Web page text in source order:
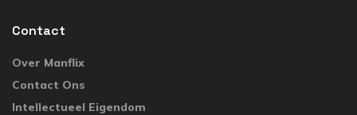
Contact
Over Manflix
Contact Ons
Intellectueel Eigendom